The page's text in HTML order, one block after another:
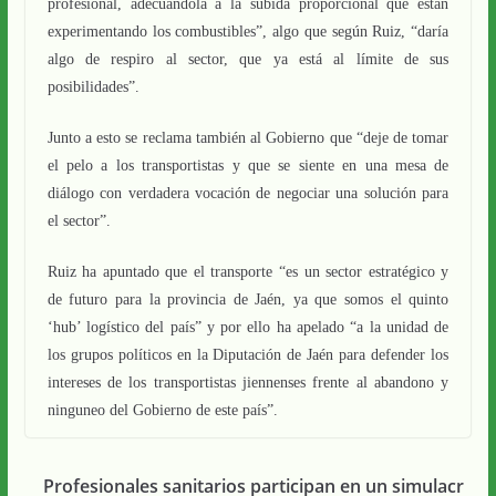
profesional, adecuándola a la subida proporcional que están
experimentando los combustibles”, algo que según Ruiz, “daría
algo de respiro al sector, que ya está al límite de sus
posibilidades”.
Junto a esto se reclama también al Gobierno que “deje de tomar
el pelo a los transportistas y que se siente en una mesa de
diálogo con verdadera vocación de negociar una solución para
el sector”.
Ruiz ha apuntado que el transporte “es un sector estratégico y
de futuro para la provincia de Jaén, ya que somos el quinto
‘hub’ logístico del país” y por ello ha apelado “a la unidad de
los grupos políticos en la Diputación de Jaén para defender los
intereses de los transportistas jiennenses frente al abandono y
ninguneo del Gobierno de este país”.
Profesionales sanitarios participan en un simulacr